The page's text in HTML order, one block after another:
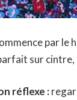
par le
sur
réflexe :